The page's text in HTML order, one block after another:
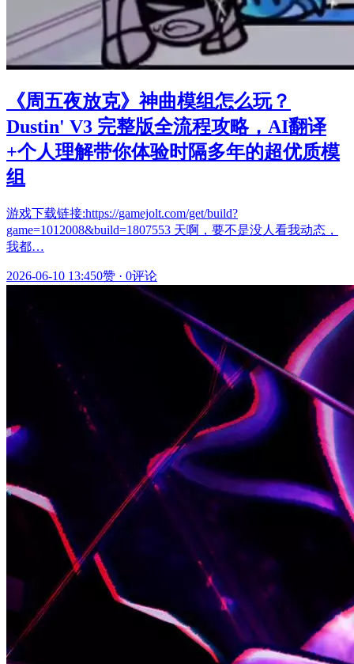
《周五夜放克》神曲模组怎么玩？
Dustin' V3 完整版全流程攻略，AI翻译
+个人理解带你体验时隔多年的超优质模
组
游戏下载链接:https://gamejolt.com/get/build?
game=1012008&build=1807553 天啊，要不是没人看我动态，
我都…
2026-06-10 13:450赞 · 0评论